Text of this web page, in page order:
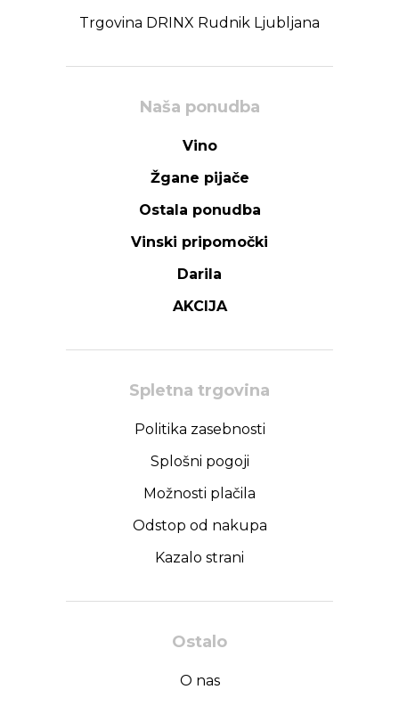
Trgovina DRINX Rudnik Ljubljana
Naša ponudba
Vino
Žgane pijače
Ostala ponudba
Vinski pripomočki
Darila
AKCIJA
Spletna trgovina
Politika zasebnosti
Splošni pogoji
Možnosti plačila
Odstop od nakupa
Kazalo strani
Ostalo
O nas